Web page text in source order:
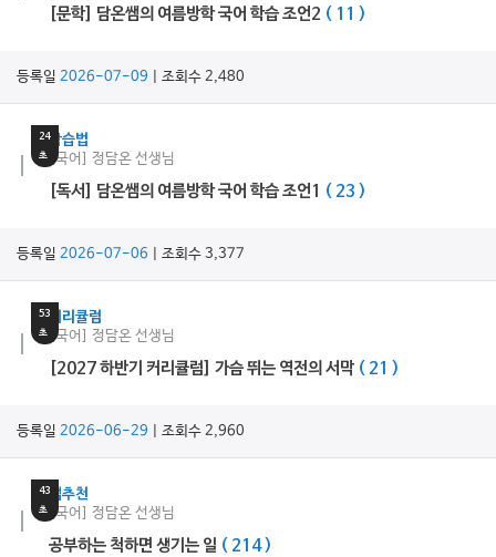
[문학] 담온쌤의 여름방학 국어 학습 조언2 ( 11 )
등록일 2026-07-09 | 조회수 2,480
24
초
학습법
[국어] 정담온 선생님
[독서] 담온쌤의 여름방학 국어 학습 조언1 ( 23 )
등록일 2026-07-06 | 조회수 3,377
53
초
커리큘럼
[국어] 정담온 선생님
[2027 하반기 커리큘럼] 가슴 뛰는 역전의 서막 ( 21 )
등록일 2026-06-29 | 조회수 2,960
43
초
쌤추천
[국어] 정담온 선생님
공부하는 척하면 생기는 일 ( 214 )